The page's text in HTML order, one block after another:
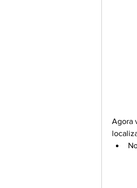
Agora